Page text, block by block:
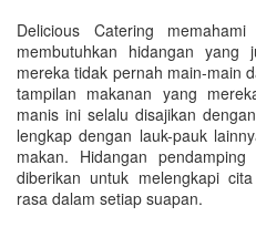
Delicious Catering
membutuhkan hidangan
mereka tidak pernah main-main
tampilan makanan yang
manis ini selalu disajikan
lengkap dengan lauk-pauk
makan. Hidangan
diberikan untuk melengkapi
rasa dalam setiap suapan.